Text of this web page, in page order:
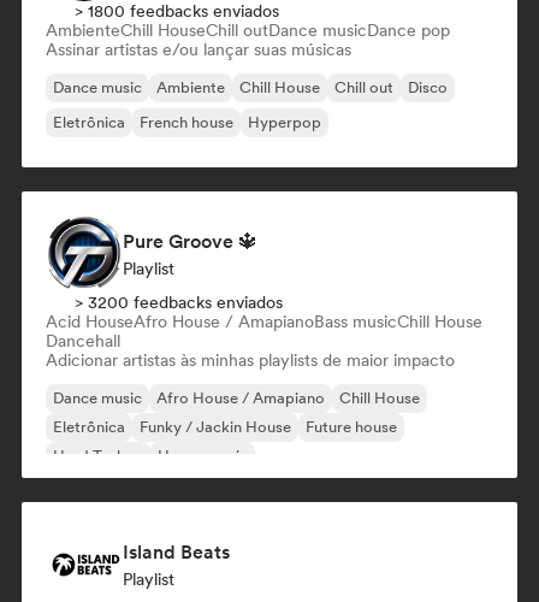
> 1800 feedbacks enviados
AmbienteChill HouseChill outDance musicDance pop
Assinar artistas e/ou lançar suas músicas
Dance music Ambiente Chill House Chill out
Disco
Eletrônica
French house Hyperpop
Pure Groove 🔱
Playlist
> 3200 feedbacks enviados
Acid HouseAfro House / AmapianoBass musicChill House
Dancehall
Adicionar artistas às minhas playlists de maior impacto
Dance music Afro House / Amapiano
Chill House
Eletrônica
Funky / Jackin House
Future house
Hard Techno
House music
Island Beats
Playlist